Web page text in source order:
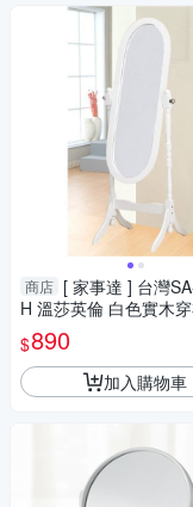
商店 [ 家事達 ] 台灣
H 溫莎英倫 白色實木
價
$890
加入購物車